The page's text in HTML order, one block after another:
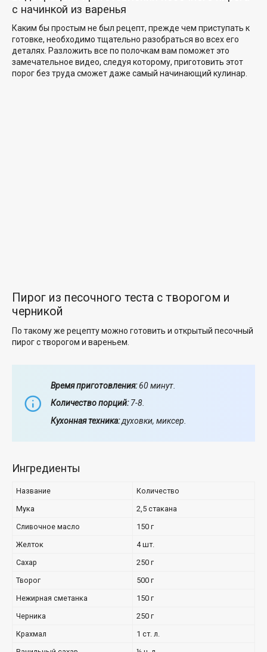
с начинкой из варенья
Каким бы простым не был рецепт, прежде чем приступать к
готовке, необходимо тщательно разобраться во всех его
деталях. Разложить все по полочкам вам поможет это
замечательное видео, следуя которому, приготовить этот
порог без труда сможет даже самый начинающий кулинар.
Пирог из песочного теста с творогом и
черникой
По такому же рецепту можно готовить и открытый песочный
пирог с творогом и вареньем.
Время приготовления:60 минут.
Количество порций:7-8.
Кухонная техника:духовки, миксер.
Ингредиенты
Название
Количество
Мука
2,5 стакана
Сливочное масло
150 г
Желток
4 шт.
Сахар
250 г
Творог
500 г
Нежирная сметанка
150 г
Черника
250 г
Крахмал
1 ст. л.